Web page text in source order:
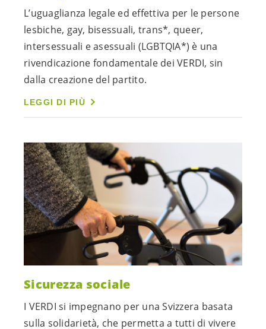
L’uguaglianza legale ed effettiva per le persone
lesbiche, gay, bisessuali, trans*, queer,
intersessuali e asessuali (LGBTQIA*) è una
rivendicazione fondamentale dei VERDI, sin
dalla creazione del partito.
LEGGI DI PIÙ
Sicurezza sociale
I VERDI si impegnano per una Svizzera basata
sulla solidarietà, che permetta a tutti di vivere